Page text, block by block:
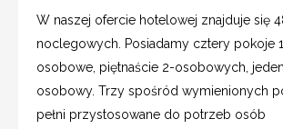
W naszej ofercie hotelowej znajduje się
noclegowych. Posiadamy cztery pokoje
osobowe, piętnaście 2-osobowych,
osobowy. Trzy spośród wymienionych
pełni przystosowane do potrzeb osób